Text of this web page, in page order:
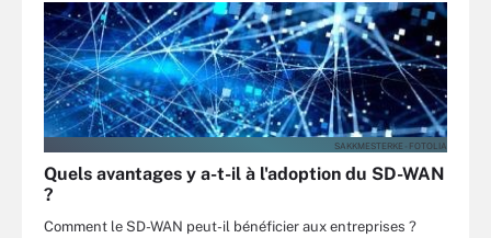
SAKKMESTERKE - FOTOLIA
Quels avantages y a-t-il à l'adoption du SD-WAN
?
Comment le SD-WAN peut-il bénéficier aux entreprises ?